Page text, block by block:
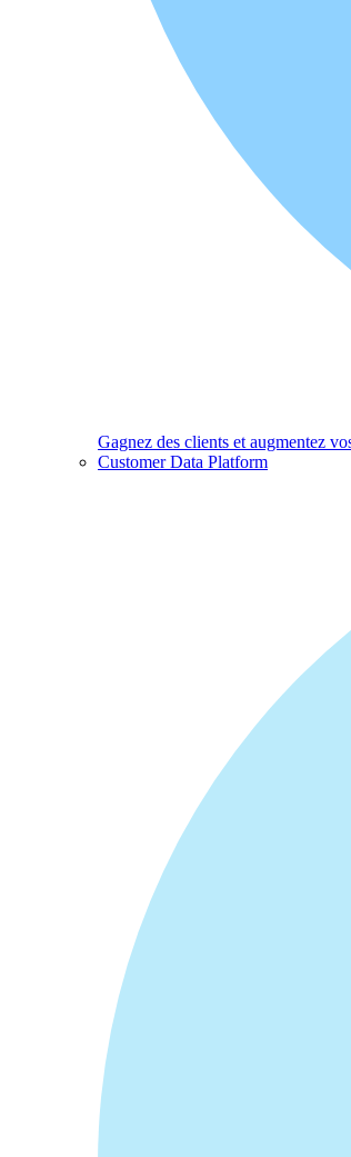
Gagnez des clients et augmentez
Customer Data Platform